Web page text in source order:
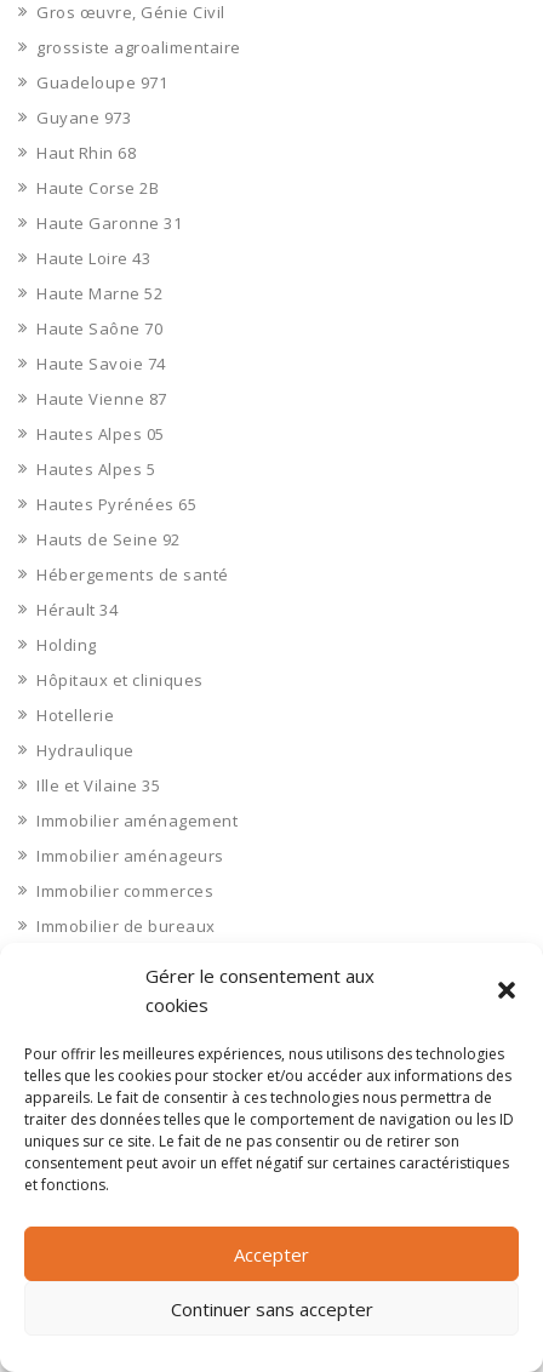
Gérer le consentement aux
cookies
Pour offrir les meilleures expériences, nous utilisons des technologies
telles que les cookies pour stocker et/ou accéder aux informations des
appareils. Le fait de consentir à ces technologies nous permettra de
traiter des données telles que le comportement de navigation ou les ID
uniques sur ce site. Le fait de ne pas consentir ou de retirer son
consentement peut avoir un effet négatif sur certaines caractéristiques
et fonctions.
Accepter
Continuer sans accepter
Gros œuvre, Génie Civil
grossiste agroalimentaire
Guadeloupe 971
Guyane 973
Haut Rhin 68
Haute Corse 2B
Haute Garonne 31
Haute Loire 43
Haute Marne 52
Haute Saône 70
Haute Savoie 74
Haute Vienne 87
Hautes Alpes 05
Hautes Alpes 5
Hautes Pyrénées 65
Hauts de Seine 92
Hébergements de santé
Hérault 34
Holding
Hôpitaux et cliniques
Hotellerie
Hydraulique
Ille et Vilaine 35
Immobilier aménagement
Immobilier aménageurs
Immobilier commerces
Immobilier de bureaux
Immobilier logements
Imprimerie
Indre 36
Indre et Loire 37
Industrie agroalimentaire
INDUSTRIE DIVERS : Autres industries
Industrie diverse